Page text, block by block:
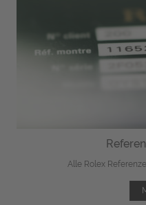
Alle Rolex